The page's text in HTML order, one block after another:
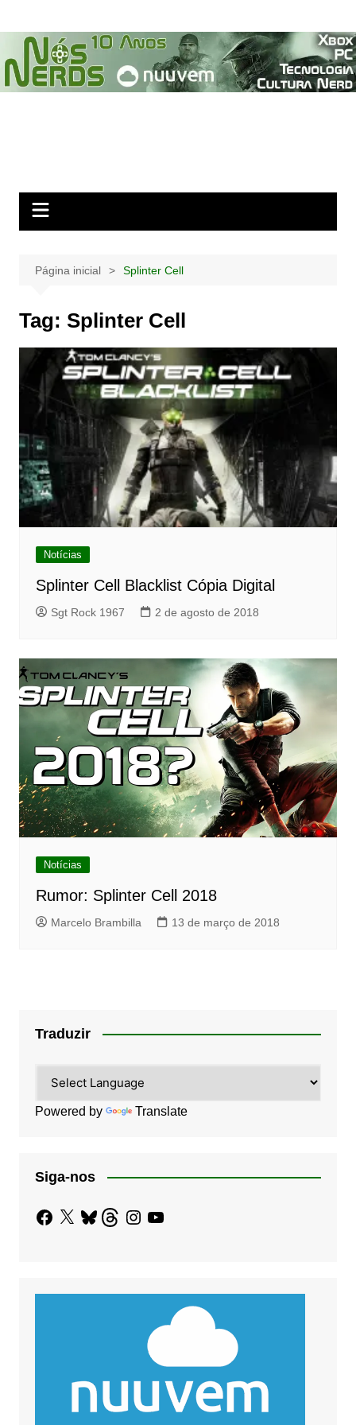
para
conteúdo
Página inicial Splinter Cell
Tag: Splinter Cell
Notícias
Splinter Cell Blacklist Cópia Digital
Sgt Rock 1967 2 de agosto de 2018
Notícias
Rumor: Splinter Cell 2018
Marcelo Brambilla 13 de março de 2018
Traduzir
Powered by Translate
Siga-nos
Facebook
X BlueskyThreadsInstagram
YouTube